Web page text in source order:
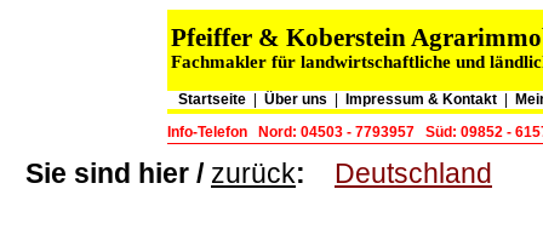
Pfeiffer & Koberstein
Fachmakler für landwirtschaftliche und
Startseite Über uns Impressum & Kontakt
Info-Telefon
Nord: 04503 - 7793957 Süd: 09852 -
Sie sind hier / zurück: Deutschland